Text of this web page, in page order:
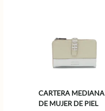
CARTERA MEDIANA
DE MUJER DE PIEL